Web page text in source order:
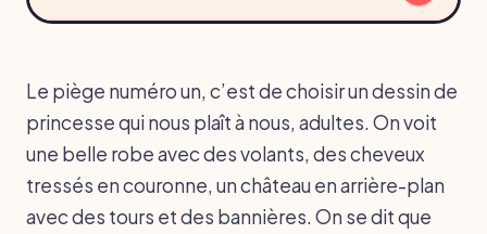
Le piège numéro un, c’est de choisir un dessin de
princesse qui nous plaît à nous, adultes. On voit
une belle robe avec des volants, des cheveux
tressés en couronne, un château en arrière-plan
avec des tours et des bannières. On se dit que